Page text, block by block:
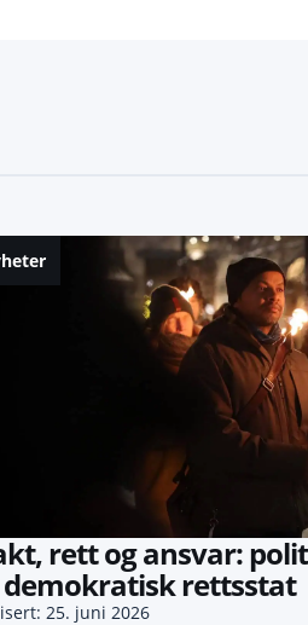
rett og ansvar:
demokratisk rettsstat
25. juni 2026